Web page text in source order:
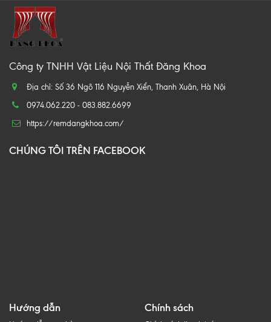
Công ty TNHH Vật Liệu Nội Thất Đăng Khoa
Địa chỉ: Số 36 Ngõ 116 Nguyễn Xiển, Thanh Xuân, Hà Nội
0974.062.220 - 083.882.6699
https://remdangkhoa.com/
CHÚNG TÔI TRÊN FACEBOOK
Hướng dẫn Chính sách